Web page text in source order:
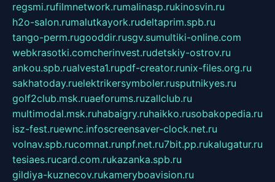
regsmi.rufilmnetwork.rumalinasp.rukinosvin.ru
h2o-salon.rumalutkayork.rudeltaprim.spb.ru
tango-perm.rugooddir.rusgv.sumultiki-online.com
webkrasotki.comcherinvest.rudetskiy-ostrov.ru
ankou.spb.rualvesta1.rupdf-creator.runix-files.org.ru
sakhatoday.ruelektrikersymboler.rusputnikyes.ru
golf2club.msk.ruaeforums.ruzallclub.ru
multimodal.msk.ruhabaigry.ruhaikko.rusobakopedia.ru
isz-fest.ruewnc.infoscreensaver-clock.net.ru
volnav.spb.rucomnat.runpf.net.ru7bit.pp.rukalugatur.ru
tesiaes.rucard.com.rukazanka.spb.ru
gildiya-kuznecov.rukameryboavision.ru